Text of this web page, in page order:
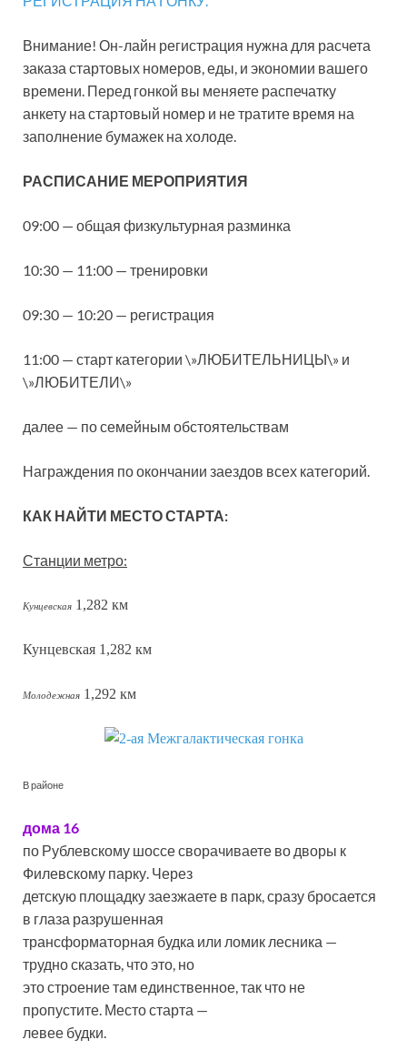
Внимание! Он-лайн регистрация нужна для расчета
заказа стартовых номеров, еды, и экономии вашего
времени. Перед гонкой вы меняете распечатку
анкету на стартовый номер и не тратите время на
заполнение бумажек на холоде.
РАСПИСАНИЕ МЕРОПРИЯТИЯ
09:00 — общая физкультурная разминка
10:30 — 11:00 — тренировки
09:30 — 10:20 — регистрация
11:00 — старт категории \»ЛЮБИТЕЛЬНИЦЫ\» и
\»ЛЮБИТЕЛИ\»
далее — по семейным обстоятельствам
Награждения по окончании заездов всех категорий.
КАК НАЙТИ МЕСТО СТАРТА:
Станции метро:
Кунцевская 1,282 км
Кунцевская 1,282 км
Молодежная 1,292 км
В районе
дома 16
по Рублевскому шоссе сворачиваете во дворы к
Филевскому парку. Через
детскую площадку заезжаете в парк, сразу бросается
в глаза разрушенная
трансформаторная будка или ломик лесника —
трудно сказать, что это, но
это строение там единственное, так что не
пропустите. Место старта —
левее будки.